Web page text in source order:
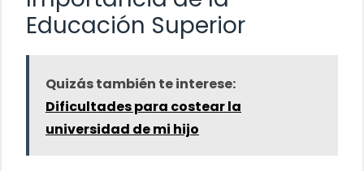
Educación Superior
Quizás también te interese:
Dificultades para costear la
universidad de mi hijo